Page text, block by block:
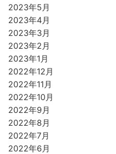
2023年5月
2023年4月
2023年3月
2023年2月
2023年1月
2022年12月
2022年11月
2022年10月
2022年9月
2022年8月
2022年7月
2022年6月